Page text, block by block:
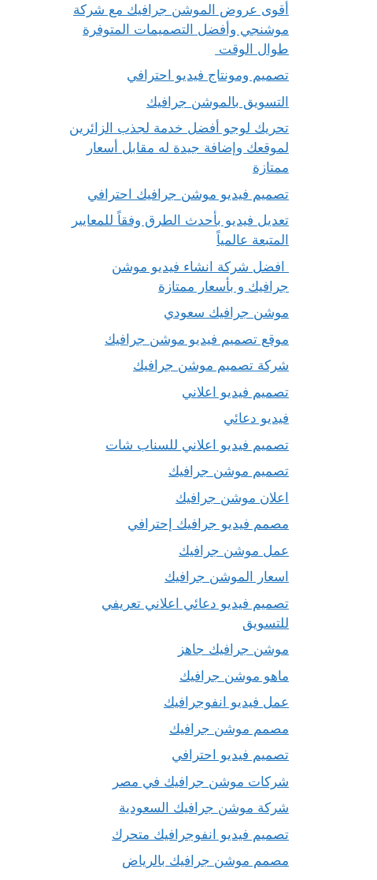
أقوى عروض الموشن جرافيك مع شركة
موشنجي وأفضل التصميمات المتوفرة
طوال الوقت
تصميم ومونتاج فيديو احترافي
التسويق بالموشن جرافيك
تحريك لوجو أفضل خدمة لجذب الزائرين
لموقعك وإضافة جيدة له مقابل أسعار
ممتازة
تصميم فيديو موشن جرافيك احترافي
تعديل فيديو بأحدث الطرق وفقاً للمعايير
المتبعة عالمياً
افضل شركة انشاء فيديو موشن
جرافيك و بأسعار ممتازة
موشن جرافيك سعودي
موقع تصميم فيديو موشن جرافيك
شركة تصميم موشن جرافيك
تصميم فيديو اعلاني
فيديو دعائي
تصميم فيديو اعلاني للسناب شات
تصميم موشن جرافيك
اعلان موشن جرافيك
مصمم فيديو جرافيك إحترافي
عمل موشن جرافيك
اسعار الموشن جرافيك
تصميم فيديو دعائي اعلاني تعريفي
للتسويق
موشن جرافيك جاهز
ماهو موشن جرافيك
عمل فيديو انفوجرافيك
مصمم موشن جرافيك
تصميم فيديو احترافي
شركات موشن جرافيك في مصر
شركة موشن جرافيك السعودية
تصميم فيديو انفوجرافيك متحرك
مصمم موشن جرافيك بالرياض